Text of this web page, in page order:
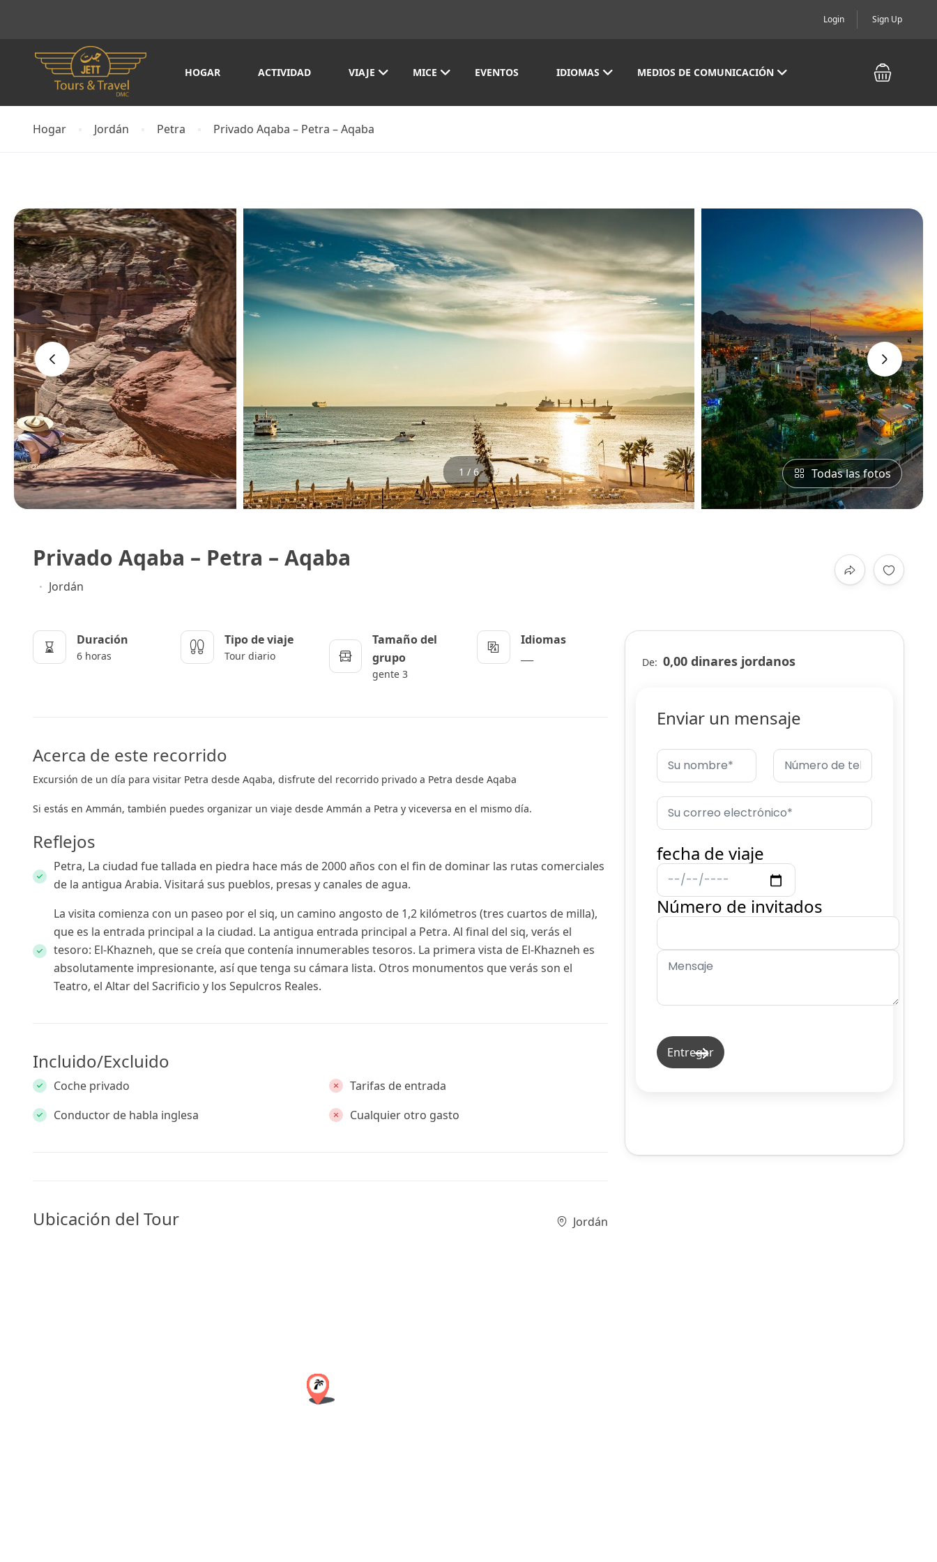
Login Sign Up
HOGAR ACTIVIDAD VIAJE MICE EVENTOS IDIOMAS MEDIOS DE COMUNICACIÓN
Hogar Jordán Petra Privado Aqaba – Petra – Aqaba
‹ ›
1 / 6 Todas las fotos
Privado Aqaba – Petra – Aqaba
Jordán
Duración
6 horas
Tipo de viaje
Tour diario
Tamaño del
grupo
gente 3
Idiomas
Acerca de este recorrido
Excursión de un día para visitar Petra desde Aqaba, disfrute del recorrido privado a Petra desde Aqaba
Si estás en Ammán, también puedes organizar un viaje desde Ammán a Petra y viceversa en el mismo día.
Reflejos
Petra, La ciudad fue tallada en piedra hace más de 2000 años con el fin de dominar las rutas comerciales
de la antigua Arabia. Visitará sus pueblos, presas y canales de agua.
La visita comienza con un paseo por el siq, un camino angosto de 1,2 kilómetros (tres cuartos de milla),
que es la entrada principal a la ciudad. La antigua entrada principal a Petra. Al final del siq, verás el
tesoro: El-Khazneh, que se creía que contenía innumerables tesoros. La primera vista de El-Khazneh es
absolutamente impresionante, así que tenga su cámara lista. Otros monumentos que verás son el
Teatro, el Altar del Sacrificio y los Sepulcros Reales.
Incluido/Excluido
Coche privado
Conductor de habla inglesa
Tarifas de entrada
Cualquier otro gasto
Ubicación del Tour Jordán
De: 0,00 dinares jordanos
Enviar un mensaje
fecha de viaje
Número de invitados